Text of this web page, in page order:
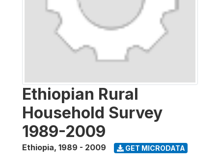
Ethiopian Rural
Household Survey
1989-2009
Ethiopia, 1989 - 2009 GET MICRODATA